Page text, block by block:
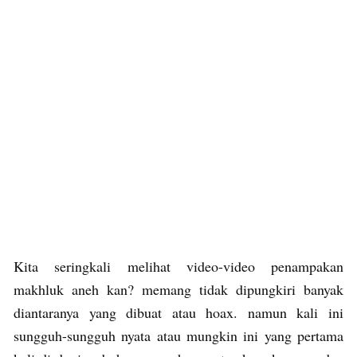
Kita seringkali melihat video-video penampakan
makhluk aneh kan? memang tidak dipungkiri banyak
diantaranya yang dibuat atau hoax. namun kali ini
sungguh-sungguh nyata atau mungkin ini yang pertama